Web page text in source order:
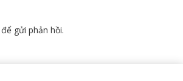
để gửi phản hồi.